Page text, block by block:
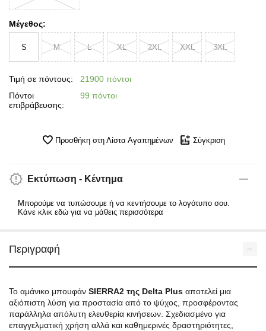
Μέγεθος:
S M L XL 2XL XXL 3XL
Τιμή σε πόντους:
21900 πόντοι
Πόντοι
επιβράβευσης:
99 πόντοι
Προσθήκη στη Λίστα Αγαπημένων Σύγκριση
Εκτύπωση - Κέντημα
Μπορούμε να τυπώσουμε ή να κεντήσουμε το λογότυπο σου.
Κάνε κλικ εδώ για να μάθεις περισσότερα
Περιγραφή
Το αμάνικο μπουφάν SIERRA2 της Delta Plus αποτελεί μια
αξιόπιστη λύση για προστασία από το ψύχος, προσφέροντας
παράλληλα απόλυτη ελευθερία κινήσεων. Σχεδιασμένο για
επαγγελματική χρήση αλλά και καθημερινές δραστηριότητες,